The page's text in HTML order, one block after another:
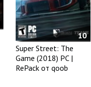
10
Super Street: The
Game (2018) PC |
RePack от qoob